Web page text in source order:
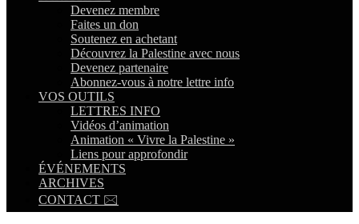
Devenez membre
Faites un don
Soutenez en achetant
Découvrez la Palestine avec nous
Devenez partenaire
Abonnez-vous à notre lettre info
VOS OUTILS
LETTRES INFO
Vidéos d’animation
Animation « Vivre la Palestine »
Liens pour approfondir
ÉVÉNEMENTS
ARCHIVES
CONTACT 🖂